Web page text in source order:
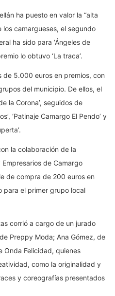
ha puesto en valor la “alta
camargueses, el segundo
ha sido para ‘Ángeles de
lo obtuvo ‘La traca’.
de 5.000 euros en premios, con
del municipio. De ellos, el
la Corona’, seguidos de
‘Patinaje Camargo El Pendo’ y
la colaboración de la
de Camargo
de compra de 200 euros en
para el primer grupo local
corrió a cargo de un jurado
Preppy Moda; Ana Gómez, de
Onda Felicidad, quienes
como la originalidad y
y coreografías presentados